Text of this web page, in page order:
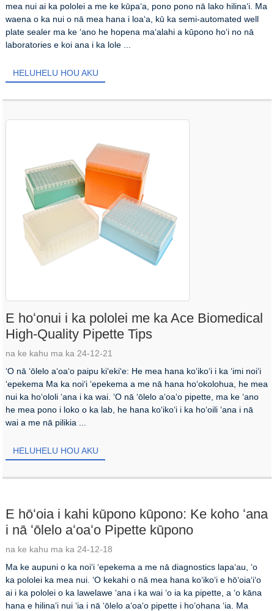
mea nui ai ka pololei a me ke kūpaʻa, pono pono nā lako hilinaʻi. Ma
waena o ka nui o nā mea hana i loaʻa, kū ka semi-automated well
plate sealer ma ke ʻano he hopena maʻalahi a kūpono hoʻi no nā
laboratories e koi ana i ka lole ...
HELUHELU HOU AKU
E hoʻonui i ka pololei me ka Ace Biomedical
High-Quality Pipette Tips
na ke kahu ma ka 24-12-21
ʻO nā ʻōlelo aʻoaʻo paipu kiʻekiʻe: He mea hana koʻikoʻi i ka ʻimi noiʻi
ʻepekema Ma ka noiʻi ʻepekema a me nā hana hoʻokolohua, he mea
nui ka hoʻololi ʻana i ka wai. ʻO nā ʻōlelo aʻoaʻo pipette, ma ke ʻano
he mea pono i loko o ka lab, he hana koʻikoʻi i ka hoʻoili ʻana i nā
wai a me nā pilikia ...
HELUHELU HOU AKU
E hōʻoia i kahi kūpono kūpono: Ke koho ʻana
i nā ʻōlelo aʻoaʻo Pipette kūpono
na ke kahu ma ka 24-12-18
Ma ke aupuni o ka noiʻi ʻepekema a me nā diagnostics lapaʻau, ʻo
ka pololei ka mea nui. ʻO kekahi o nā mea hana koʻikoʻi e hōʻoiaʻiʻo
ai i ka pololei o ka lawelawe ʻana i ka wai ʻo ia ka pipette, a ʻo kāna
hana e hilinaʻi nui ʻia i nā ʻōlelo aʻoaʻo pipette i hoʻohana ʻia. Ma